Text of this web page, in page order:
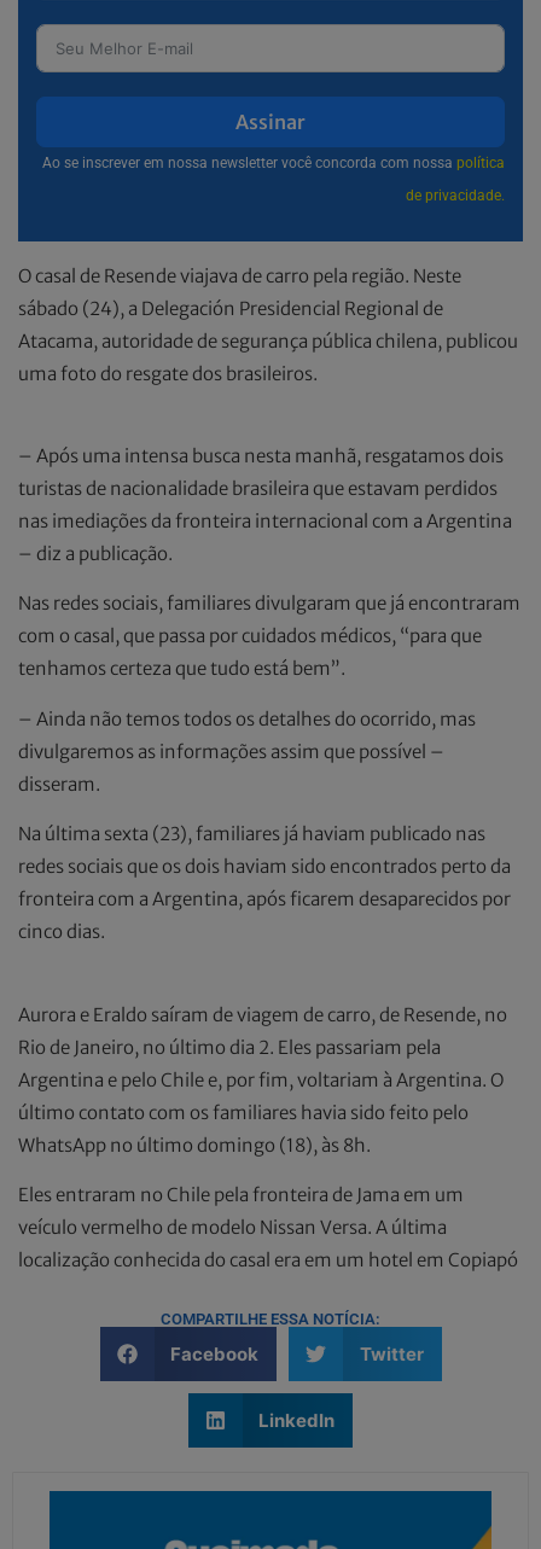
Assinar
Ao se inscrever em nossa newsletter você concorda com nossa política
de privacidade.
O casal de Resende viajava de carro pela região. Neste
sábado (24), a Delegación Presidencial Regional de
Atacama, autoridade de segurança pública chilena, publicou
uma foto do resgate dos brasileiros.
– Após uma intensa busca nesta manhã, resgatamos dois
turistas de nacionalidade brasileira que estavam perdidos
nas imediações da fronteira internacional com a Argentina
– diz a publicação.
Nas redes sociais, familiares divulgaram que já encontraram
com o casal, que passa por cuidados médicos, “para que
tenhamos certeza que tudo está bem”.
– Ainda não temos todos os detalhes do ocorrido, mas
divulgaremos as informações assim que possível –
disseram.
Na última sexta (23), familiares já haviam publicado nas
redes sociais que os dois haviam sido encontrados perto da
fronteira com a Argentina, após ficarem desaparecidos por
cinco dias.
Aurora e Eraldo saíram de viagem de carro, de Resende, no
Rio de Janeiro, no último dia 2. Eles passariam pela
Argentina e pelo Chile e, por fim, voltariam à Argentina. O
último contato com os familiares havia sido feito pelo
WhatsApp no último domingo (18), às 8h.
Eles entraram no Chile pela fronteira de Jama em um
veículo vermelho de modelo Nissan Versa. A última
localização conhecida do casal era em um hotel em Copiapó
COMPARTILHE ESSA NOTÍCIA:
Facebook Twitter
LinkedIn